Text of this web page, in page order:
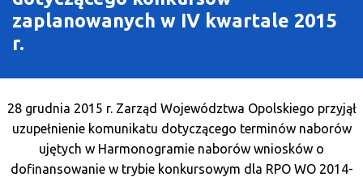
O Programie
Punkty informacyjne
zaplanowanych w IV kwartale 2015
r.
28 grudnia 2015 r. Zarząd Województwa Opolskiego przyjął
uzupełnienie komunikatu dotyczącego terminów naborów
ujętych w Harmonogramie naborów wniosków o
dofinansowanie w trybie konkursowym dla RPO WO 2014-